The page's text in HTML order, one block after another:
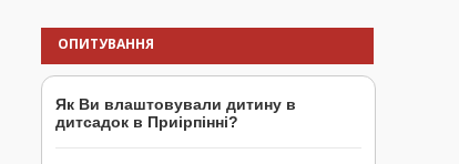
ОПИТУВАННЯ
Як Ви влаштовували дитину в
дитсадок в Приірпінні?